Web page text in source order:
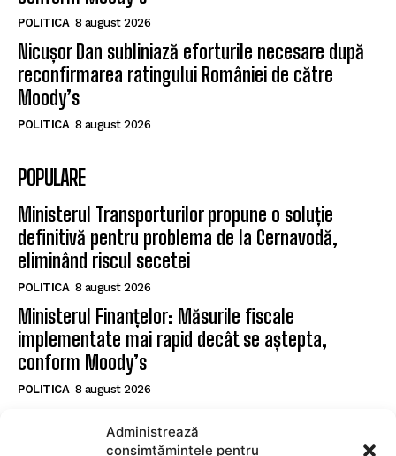
Administrează
consimțămintele pentru
POLITICA 8 august 2026
Nicușor Dan subliniază eforturile necesare după
reconfirmarea ratingului României de către
Moody’s
POLITICA 8 august 2026
POPULARE
Ministerul Transporturilor propune o soluție
definitivă pentru problema de la Cernavodă,
eliminând riscul secetei
POLITICA 8 august 2026
Ministerul Finanțelor: Măsurile fiscale
implementate mai rapid decât se aștepta,
conform Moody’s
POLITICA 8 august 2026
reconfirmarea ratingului României de către